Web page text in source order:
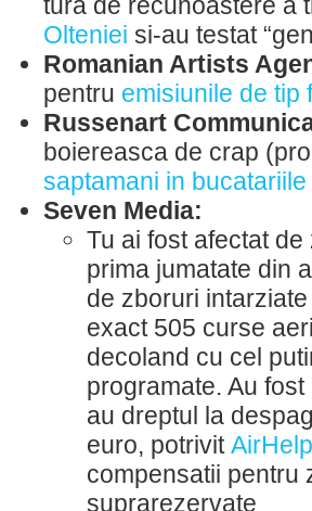
Olteniei si-au testat
Romanian Artists
pentru emisiunile de tip
Russenart
boiereasca de crap
saptamani in bucatariile
Seven Media:
Tu ai fost afectat
prima jumatate din
de zboruri
exact 505 curse
decoland cu cel
programate. Au
au dreptul la
euro, potrivitAirHelp
compensatii pentru
suprarezervate